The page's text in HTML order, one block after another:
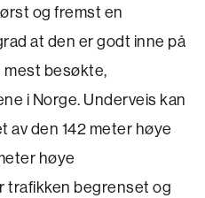
og fremst en
at den er godt inne på
mest besøkte,
i Norge. Underveis kan
av den 142 meter høye
høye
trafikken begrenset og